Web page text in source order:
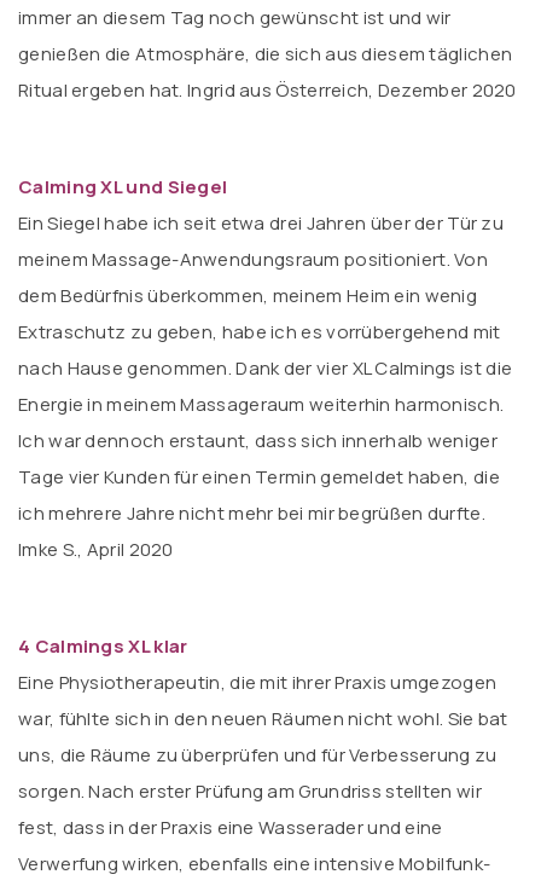
immer an diesem Tag noch gewünscht ist und wir
genießen die Atmosphäre, die sich aus diesem täglichen
Ritual ergeben hat. Ingrid aus Österreich, Dezember 2020
Calming XL und Siegel
Ein Siegel habe ich seit etwa drei Jahren über der Tür zu
meinem Massage-Anwendungsraum positioniert. Von
dem Bedürfnis überkommen, meinem Heim ein wenig
Extraschutz zu geben, habe ich es vorrübergehend mit
nach Hause genommen. Dank der vier XL Calmings ist die
Energie in meinem Massageraum weiterhin harmonisch.
Ich war dennoch erstaunt, dass sich innerhalb weniger
Tage vier Kunden für einen Termin gemeldet haben, die
ich mehrere Jahre nicht mehr bei mir begrüßen durfte.
Imke S., April 2020
4 Calmings XL klar
Eine Physiotherapeutin, die mit ihrer Praxis umgezogen
war, fühlte sich in den neuen Räumen nicht wohl. Sie bat
uns, die Räume zu überprüfen und für Verbesserung zu
sorgen. Nach erster Prüfung am Grundriss stellten wir
fest, dass in der Praxis eine Wasserader und eine
Verwerfung wirken, ebenfalls eine intensive Mobilfunk-